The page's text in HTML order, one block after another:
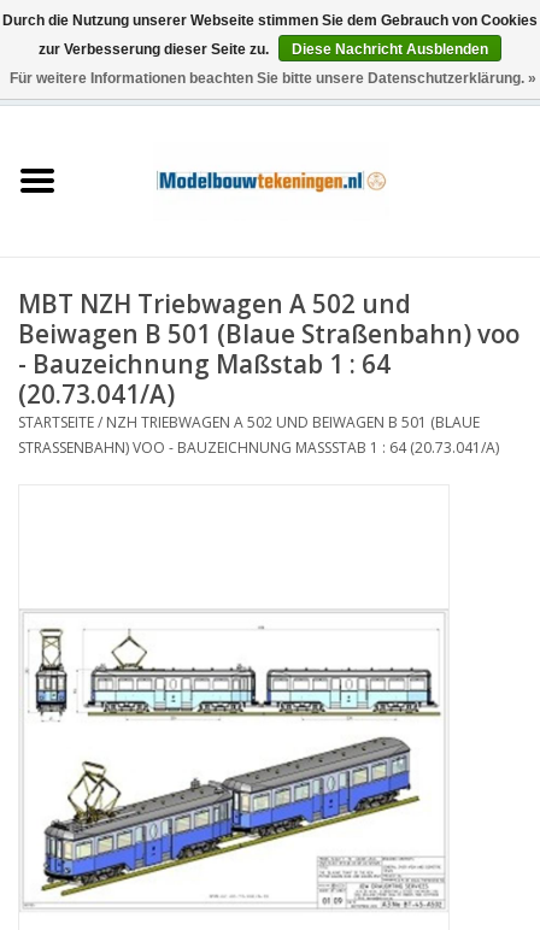
0 Artikel - €0,00
Schiffe
Holzbau
Landschaft
Maschinen
Neue Zeichnungen
NEUE ZEITSCHRIFTEN
ABONNEMENT DER
MODELLBAUER
Baubeschreibungen
MBT NZH Triebwagen A 502 und
Beiwagen B 501 (Blaue Straßenbahn) voo
- Bauzeichnung Maßstab 1 : 64
(20.73.041/A)
STARTSEITE/ NZH TRIEBWAGEN A 502 UND BEIWAGEN B 501 (BLAUE
STRASSENBAHN) VOO - BAUZEICHNUNG MASSSTAB 1 : 64 (20.73.041/A)
Durch die Nutzung unserer Webseite stimmen Sie dem Gebrauch von Cookies
zur Verbesserung dieser Seite zu.
Diese Nachricht Ausblenden
Für weitere Informationen beachten Sie bitte unsere Datenschutzerklärung. »